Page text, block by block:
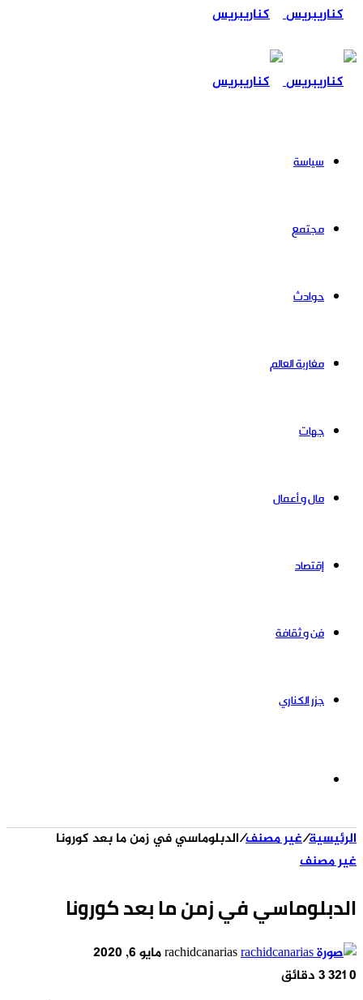
سياسة
مجتمع
حوادث
مغاربة العالم
جهات
مال و أعمال
إقتصاد
فن و ثقافة
جزر الكناري
المظلمالرئيسية/غير مصنف/الدبلوماسي في زمن ما بعد كورونا
غير مصنف
الدبلوماسي في زمن ما بعد كورونا
rachidcanariasأرسل
مايو 6, 2020
0
3 دقائق